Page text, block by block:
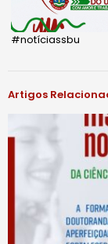
#notíciassbu
Artigos